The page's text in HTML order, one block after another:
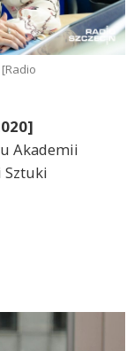
Akademii
Sztuki